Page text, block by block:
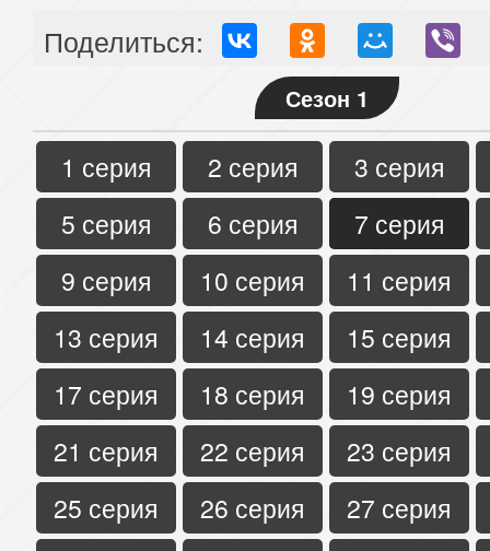
Поделиться:
Сезон 1
1 серия 2 серия
3 серия
5 серия
6 серия
7 серия
9 серия
10 серия
11 серия
13 серия
14 серия
15 серия
17 серия
18 серия
19 серия
21 серия
22 серия
23 серия
25 серия
26 серия
27 серия